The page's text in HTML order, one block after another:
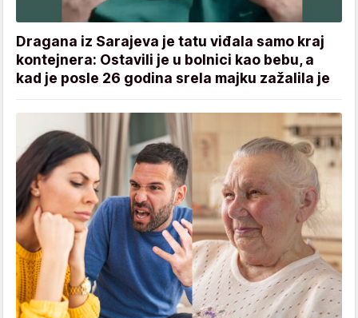
Dragana iz Sarajeva je tatu viđala samo kraj
kontejnera: Ostavili je u bolnici kao bebu, a
kad je posle 26 godina srela majku zažalila je